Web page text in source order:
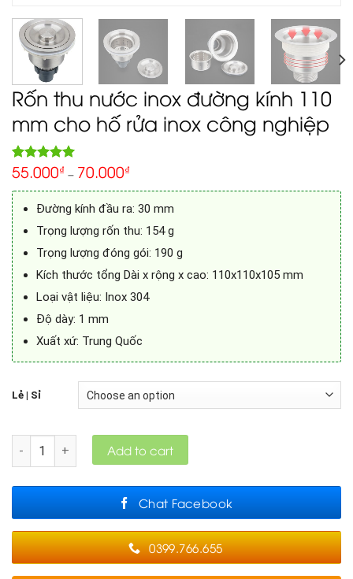
Rốn thu nước inox đường kính 110
mm cho hố rửa inox công nghiệp
Rated5.00
out of 5
based on
1
customer
rating
55.000₫ – 70.000₫
Đường kính đầu ra: 30 mm
Trọng lượng rốn thu: 154 g
Trọng lượng đóng gói: 190 g
Kích thước tổng Dài x rộng x cao: 110x110x105 mm
Loại vật liệu: Inox 304
Độ dày: 1 mm
Xuất xứ: Trung Quốc
Lẻ | Sỉ
Quantity Add to cart
Chat Facebook
0399.766.655